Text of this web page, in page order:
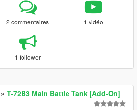
2 commentaires 1 vidéo
1 follower
» T-72B3 Main Battle Tank [Add-On]